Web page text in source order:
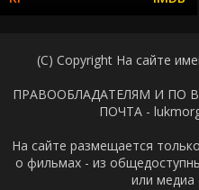
(C) Copyright На сайте
ПРАВООБЛАДАТЕЛЯМ И ПО
ПОЧТА -
На сайте размещается
о фильмах - из
или медиа